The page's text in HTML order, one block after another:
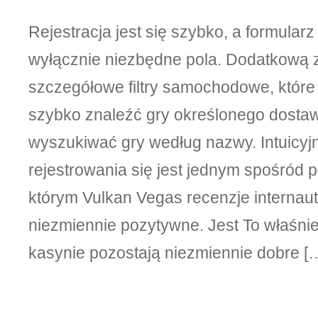
Rejestracja jest się szybko, a
wyłącznie niezbędne pola. Dodatkową
szczegółowe filtry samochodowe,
szybko znaleźć gry określonego
wyszukiwać gry według nazwy.
rejestrowania się jest jednym spośród
którym Vulkan Vegas recenzje
niezmiennie pozytywne. Jest To
kasynie pozostają niezmiennie dobre